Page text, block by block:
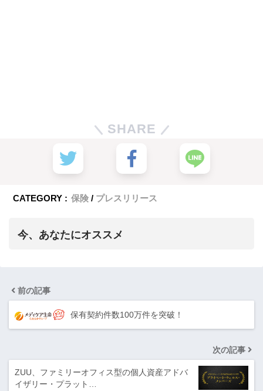
SHARE
CATEGORY : 保険 プレスリリース
今、あなたにオススメ
前の記事
保有契約件数100万件を突破！
次の記事
ZUU、ファミリーオフィス型の個人資産アドバ
イザリー・プラット…